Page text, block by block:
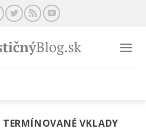
TERMÍNOVANÉ VKLADY